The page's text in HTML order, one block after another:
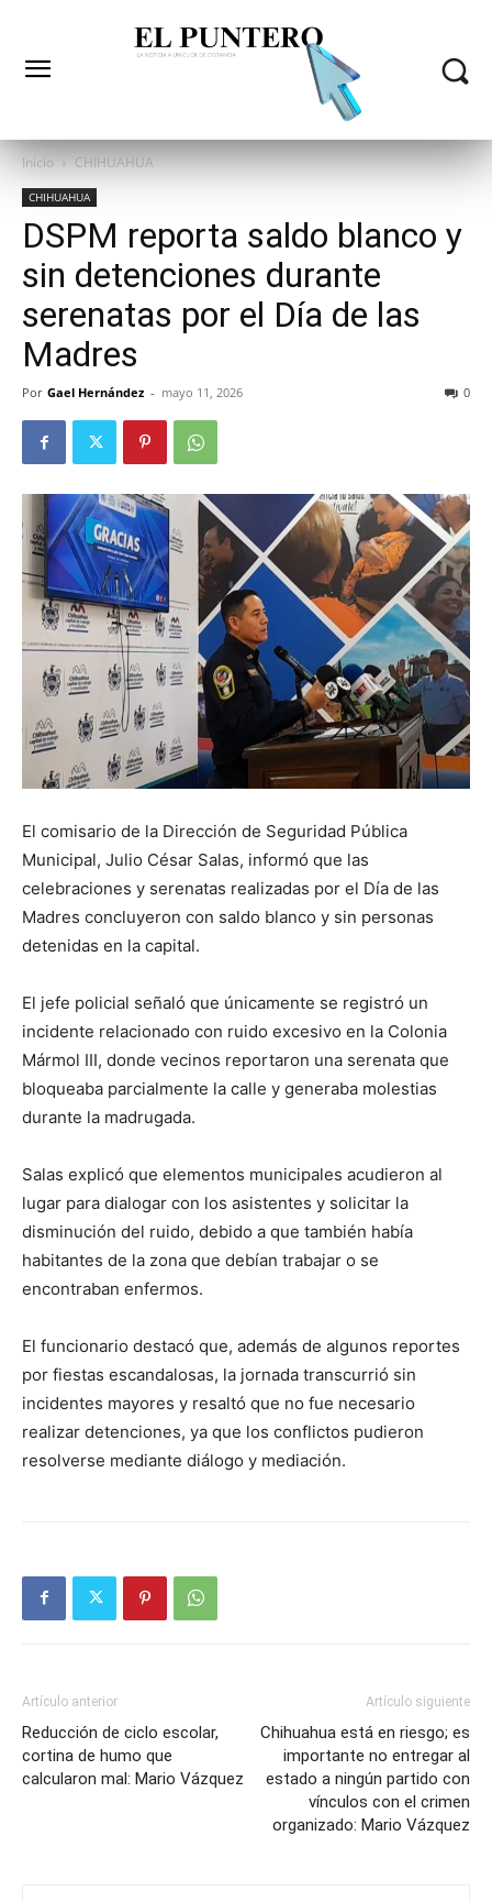
Inicio CHIHUAHUA
CHIHUAHUA
DSPM reporta saldo blanco y
sin detenciones durante
serenatas por el Día de las
Madres
Por Gael Hernández - mayo 11, 2026 0
El comisario de la Dirección de Seguridad Pública
Municipal, Julio César Salas, informó que las
celebraciones y serenatas realizadas por el Día de las
Madres concluyeron con saldo blanco y sin personas
detenidas en la capital.
El jefe policial señaló que únicamente se registró un
incidente relacionado con ruido excesivo en la Colonia
Mármol III, donde vecinos reportaron una serenata que
bloqueaba parcialmente la calle y generaba molestias
durante la madrugada.
Salas explicó que elementos municipales acudieron al
lugar para dialogar con los asistentes y solicitar la
disminución del ruido, debido a que también había
habitantes de la zona que debían trabajar o se
encontraban enfermos.
El funcionario destacó que, además de algunos reportes
por fiestas escandalosas, la jornada transcurrió sin
incidentes mayores y resaltó que no fue necesario
realizar detenciones, ya que los conflictos pudieron
resolverse mediante diálogo y mediación.
Artículo anterior
Reducción de ciclo escolar,
cortina de humo que
calcularon mal: Mario Vázquez
Artículo siguiente
Chihuahua está en riesgo; es
importante no entregar al
estado a ningún partido con
vínculos con el crimen
organizado: Mario Vázquez